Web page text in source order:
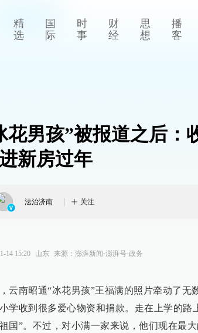
精
选
国
际
时
事
财
经
思
想
播
客
花男孩”被报道之后：
新房过年
法治济南 关注
14 15:20 山东 来源： 澎湃新闻·澎湃号·政务
云南昭通“冰花男孩”王福满的照片牵动了无
学收到很多爱心物资和捐款。走在上学的路
国”。不过，对小满一家来说，他们现在最